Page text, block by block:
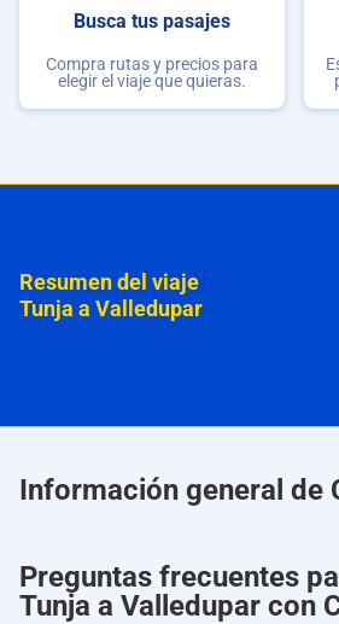
Busca tus pasajes
Compra rutas y precios para
elegir el viaje que quieras.
Resumen del viaje
Tunja a Valledupar
Información general de
Preguntas frecuentes
Tunja a Valledupar con